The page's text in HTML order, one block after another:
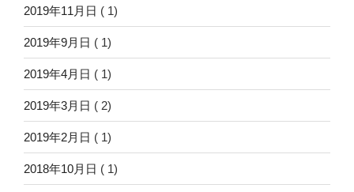
2019年11月日 ( 1)
2019年9月日 ( 1)
2019年4月日 ( 1)
2019年3月日 ( 2)
2019年2月日 ( 1)
2018年10月日 ( 1)